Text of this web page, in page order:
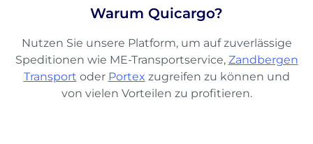
Über
Quicargo
Warum Quicargo?
Nutzen Sie unsere Platform, um auf zuverlässige
Speditionen wie ME-Transportservice, Zandbergen
Transport oder Portex zugreifen zu können und
von vielen Vorteilen zu profitieren.